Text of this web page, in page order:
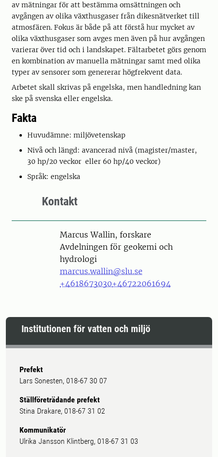
av mätningar för att bestämma omsättningen och
avgången av olika växthusgaser från dikesnätverket till
atmosfären. Fokus är både på att förstå hur mycket av
olika växthusgaser som avges men även på hur avgången
varierar över tid och i landskapet. Fältarbetet görs genom
en kombination av manuella mätningar samt med olika
typer av sensorer som genererar högfrekvent data.
Arbetet skall skrivas på engelska, men handledning kan
ske på svenska eller engelska.
Fakta
Huvudämne: miljövetenskap
Nivå och längd: avancerad nivå (magister/master,
30 hp/20 veckor eller 60 hp/40 veckor)
Språk: engelska
Kontakt
PersonMarcus Wallin, forskare
Avdelningen för geokemi och
hydrologi
marcus.wallin@slu.se
+4618673030+46722061694
Institutionen för vatten och miljö
Prefekt
Lars Sonesten, 018-67 30 07
Ställföreträdande prefekt
Stina Drakare, 018-67 31 02
Kommunikatör
Ulrika Jansson Klintberg, 018-67 31 03